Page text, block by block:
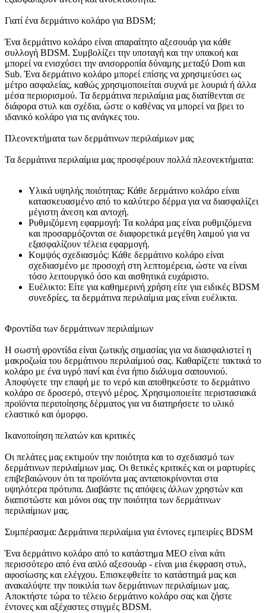
Γιατί ένα δερμάτινο κολάρο για BDSM;
Ένα δερμάτινο κολάρο είναι απαραίτητο αξεσουάρ για κάθε
συλλογή BDSM. Συμβολίζει την υποταγή και την υπακοή και
μπορεί να ενισχύσει την ανισορροπία δύναμης μεταξύ Dom και
Sub. Ένα δερμάτινο κολάρο μπορεί επίσης να χρησιμεύσει ως
μέτρο ασφαλείας, καθώς χρησιμοποιείται συχνά με λουριά ή άλλα
μέσα περιορισμού. Τα δερμάτινα περιλαίμια μας διατίθενται σε
διάφορα στυλ και σχέδια, ώστε ο καθένας να μπορεί να βρει το
ιδανικό κολάρο για τις ανάγκες του.
Πλεονεκτήματα των δερμάτινων περιλαίμιων μας
Τα δερμάτινα περιλαίμια μας προσφέρουν πολλά πλεονεκτήματα:
Υλικά υψηλής ποιότητας: Κάθε δερμάτινο κολάρο είναι
κατασκευασμένο από το καλύτερο δέρμα για να διασφαλίζει
μέγιστη άνεση και αντοχή.
Ρυθμιζόμενη εφαρμογή: Τα κολάρα μας είναι ρυθμιζόμενα
και προσαρμόζονται σε διαφορετικά μεγέθη λαιμού για να
εξασφαλίζουν τέλεια εφαρμογή.
Κομψός σχεδιασμός: Κάθε δερμάτινο κολάρο είναι
σχεδιασμένο με προσοχή στη λεπτομέρεια, ώστε να είναι
τόσο λειτουργικό όσο και αισθητικά ευχάριστο.
Ευέλικτο: Είτε για καθημερινή χρήση είτε για ειδικές BDSM
συνεδρίες, τα δερμάτινα περιλαίμια μας είναι ευέλικτα.
Φροντίδα των δερμάτινων περιλαίμιων
Η σωστή φροντίδα είναι ζωτικής σημασίας για να διασφαλιστεί η
μακροζωία του δερμάτινου περιλαίμιού σας. Καθαρίζετε τακτικά το
κολάρο με ένα υγρό πανί και ένα ήπιο διάλυμα σαπουνιού.
Αποφύγετε την επαφή με το νερό και αποθηκεύστε το δερμάτινο
κολάρο σε δροσερό, στεγνό μέρος. Χρησιμοποιείτε περιστασιακά
προϊόντα περιποίησης δέρματος για να διατηρήσετε το υλικό
ελαστικό και όμορφο.
Ικανοποίηση πελατών και κριτικές
Οι πελάτες μας εκτιμούν την ποιότητα και το σχεδιασμό των
δερμάτινων περιλαίμιων μας. Οι θετικές κριτικές και οι μαρτυρίες
επιβεβαιώνουν ότι τα προϊόντα μας ανταποκρίνονται στα
υψηλότερα πρότυπα. Διαβάστε τις απόψεις άλλων χρηστών και
διαπιστώστε και μόνοι σας την ποιότητα των δερμάτινων
περιλαίμιων μας.
Συμπέρασμα: Δερμάτινα περιλαίμια για έντονες εμπειρίες BDSM
Ένα δερμάτινο κολάρο από το κατάστημα MEO είναι κάτι
περισσότερο από ένα απλό αξεσουάρ - είναι μια έκφραση στυλ,
αφοσίωσης και ελέγχου. Επισκεφθείτε το κατάστημά μας και
ανακαλύψτε την ποικιλία των δερμάτινων περιλαίμιων μας.
Αποκτήστε τώρα το τέλειο δερμάτινο κολάρο σας και ζήστε
έντονες και αξέχαστες στιγμές BDSM.